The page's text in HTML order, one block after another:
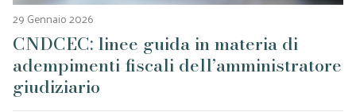
29 Gennaio 2026
CNDCEC: linee guida in materia di
adempimenti fiscali dell’amministratore
giudiziario